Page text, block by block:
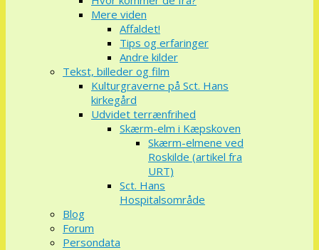
Mere viden
Affaldet!
Tips og erfaringer
Andre kilder
Tekst, billeder og film
Kulturgraverne på Sct. Hans
kirkegård
Udvidet terrænfrihed
Skærm-elm i Kæpskoven
Skærm-elmene ved
Roskilde (artikel fra
URT)
Sct. Hans
Hospitalsområde
Blog
Forum
Persondata